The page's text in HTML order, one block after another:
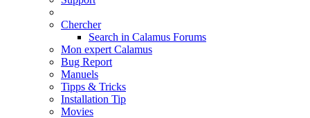
Chercher
Search in Calamus Forums
Mon expert Calamus
Bug Report
Manuels
Tipps & Tricks
Installation Tip
Movies